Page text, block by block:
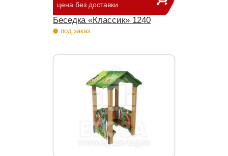
цена без доставки
Беседка «Классик» 1240
под заказ.